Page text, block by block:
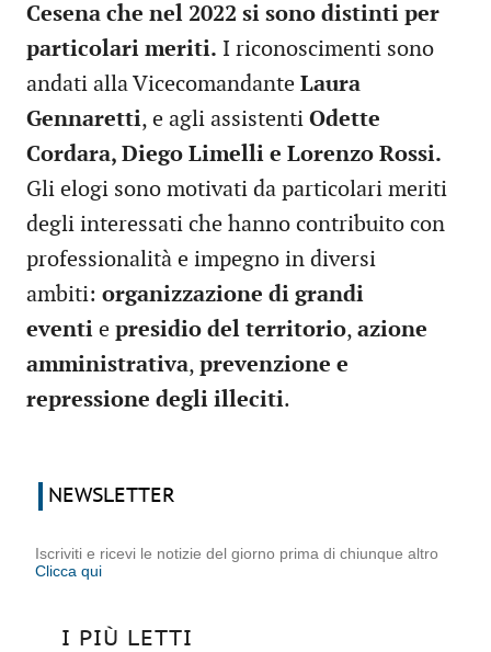
Cesena che nel 2022 si sono distinti per
particolari meriti. I riconoscimenti sono
andati alla Vicecomandante Laura
Gennaretti, e agli assistenti Odette
Cordara, Diego Limelli e Lorenzo Rossi.
Gli elogi sono motivati da particolari meriti
degli interessati che hanno contribuito con
professionalità e impegno in diversi
ambiti: organizzazione di grandi
eventi e presidio del territorio, azione
amministrativa, prevenzione e
repressione degli illeciti.
NEWSLETTER
Iscriviti e ricevi le notizie del giorno prima di chiunque altro
Clicca qui
I PIÙ LETTI